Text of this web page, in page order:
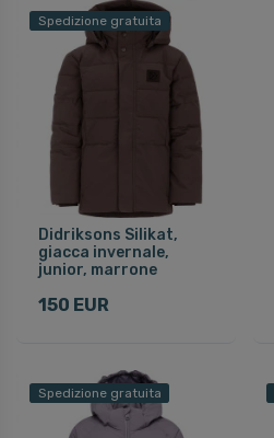
Spedizione gratuita
Didriksons Silikat,
giacca invernale,
junior, marrone
150 EUR
Spedizione gratuita